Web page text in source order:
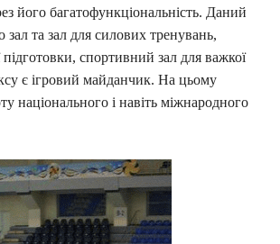
його багатофункціональність. Даний
та зал для силових тренувань,
спортивний зал для важкої
є ігровий майданчик. На цьому
національного і навіть міжнародного